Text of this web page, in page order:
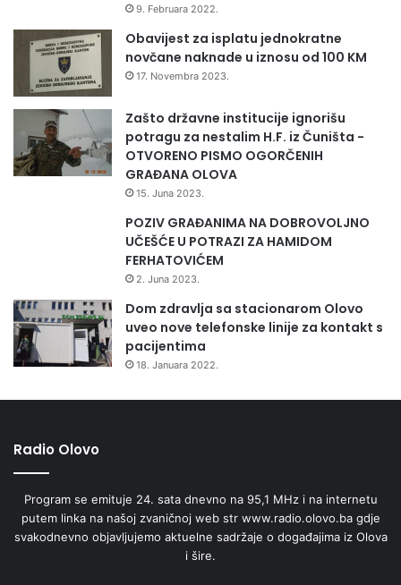
9. Februara 2022.
Obavijest za isplatu jednokratne
novčane naknade u iznosu od 100 KM
17. Novembra 2023.
Zašto državne institucije ignorišu
potragu za nestalim H.F. iz Čuništa -
OTVORENO PISMO OGORČENIH
GRAĐANA OLOVA
15. Juna 2023.
POZIV GRAĐANIMA NA DOBROVOLJNO
UČEŠĆE U POTRAZI ZA HAMIDOM
FERHATOVIĆEM
2. Juna 2023.
Dom zdravlja sa stacionarom Olovo
uveo nove telefonske linije za kontakt s
pacijentima
18. Januara 2022.
Radio Olovo
Program se emituje 24. sata dnevno na 95,1 MHz i na internetu
putem linka na našoj zvaničnoj web str www.radio.olovo.ba gdje
svakodnevno objavljujemo aktuelne sadržaje o događajima iz Olova
i šire.